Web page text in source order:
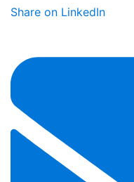
Share on LinkedIn